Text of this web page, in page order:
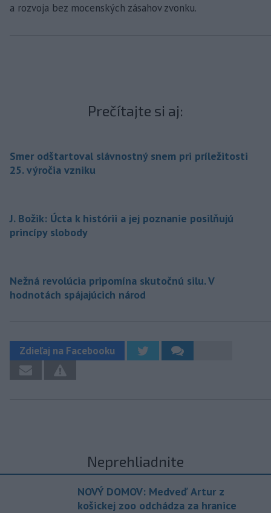
a rozvoja bez mocenských zásahov zvonku.
Prečítajte si aj:
Smer odštartoval slávnostný snem pri príležitosti
25. výročia vzniku
J. Božik: Úcta k histórii a jej poznanie posilňujú
princípy slobody
Nežná revolúcia pripomína skutočnú silu. V
hodnotách spájajúcich národ
Zdieľaj na Facebooku
Neprehliadnite
NOVÝ DOMOV: Medveď Artur z
košickej zoo odchádza za hranice